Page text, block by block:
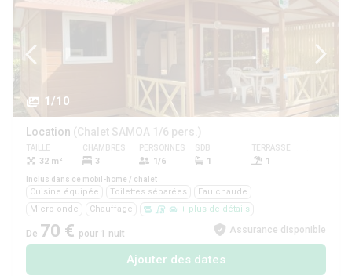
1/10
Location (Chalet SAMOA 1/6 pers.)
TAILLE
32 m²
CHAMBRES
3
PERSONNES
1/6
SDB
1
TERRASSE
1
Inclus dans ce mobil-home / chalet
Cuisine équipée Toilettes séparées
Eau chaude
Micro-onde
Chauffage + plus de détails
De 70 € pour 1 nuit Assurance disponible
Ajouter des dates